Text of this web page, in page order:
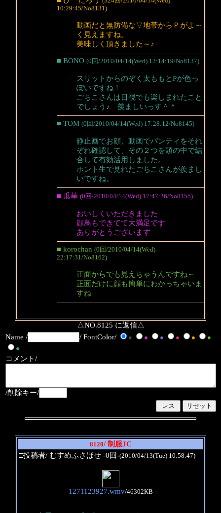
10:29:45/No8131)
動画だと無防備な▽地帯からＰがよ～
く見えますね。
美味しく頂きました～♪
■ BONO (0回/2010/04/14(Wed) 12:14:19/No8137)
スリットからのぞく太ももとPが色っ
ぽいですね！
ごちこさんは目視でも楽しまれたこと
でしょう♪ 羨ましいっす＾＾
■ TOM (0回/2010/04/14(Wed) 17:28:12/No8145)
静止画でお顔、動画でパンティをそれ
ぞれ確認して、その２つを頭の中で結
合して有効活用しました。
ホント生で見れたごちこさんが羨まし
いですね。
■ 瓜華 (0回/2010/04/14(Wed) 17:47:26/No8155)
おいしくいただきました
顔鳥もできてて大満足です
ありがとうございます
■ korochan (0回/2010/04/14(Wed)
22:17:31/No8162)
正面からでも見えちゃうんですね～
正面だけに顔も簡単にわかっちゃいま
すね
△NO.8125 に返信△
Name /
/ FontColor/ ● ● ● ● ●
●
●
コメント/
/削除キー/
8120/ 制服JC
□投稿者/ むすめふさほせ -0回-(2010/04/13(Tue) 10:58:47)
1271123927.wmv/46302KB